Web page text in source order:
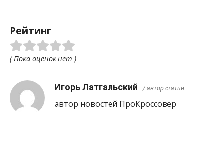
Рейтинг
( Пока оценок нет )
Игорь Латгальский / автор статьи
автор новостей ПроКроcсовер